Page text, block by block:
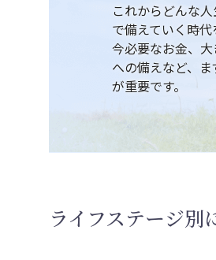
これからどんな
で備えていく時代
今必要なお金、
への備えなど、
が重要です。
ライフステージ